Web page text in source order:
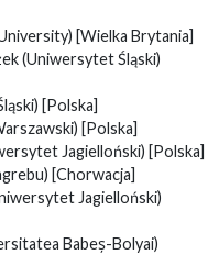
[Wielka Brytania]
(Uniwersytet Śląski)
[Polska]
[Polska]
Jagielloński) [Polska]
[Chorwacja]
Jagielloński)
Babeș-Bolyai)